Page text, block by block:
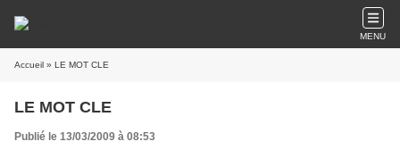
MENU
Accueil » LE MOT CLE
LE MOT CLE
Publié le 13/03/2009 à 08:53